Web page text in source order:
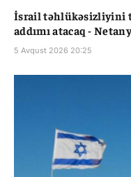
İsrail təhlükəsizliyini
addımı atacaq -
5 Avqust 2026 20:25